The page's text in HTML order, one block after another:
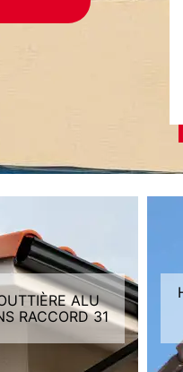
ALU
RACCORD 31